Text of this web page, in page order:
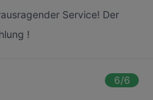
Service! Der
!
6/6